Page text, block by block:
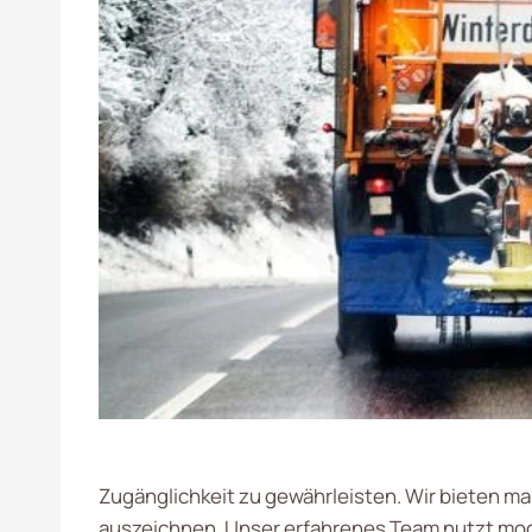
Zugänglichkeit zu gewährleisten. Wir bieten